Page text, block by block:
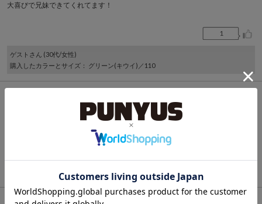
大喜びで兄妹できてくれてます！
1
ゲスト さん (30代/女性)
購入したカラーとサイズ ： グリーン(キウイ)／110
どこにいるかわかりやすくてかわいーです。
ゲストさん (40代/女性)
購入したカラーとサイズ
： グリーン(キウイ)／140
好評です！